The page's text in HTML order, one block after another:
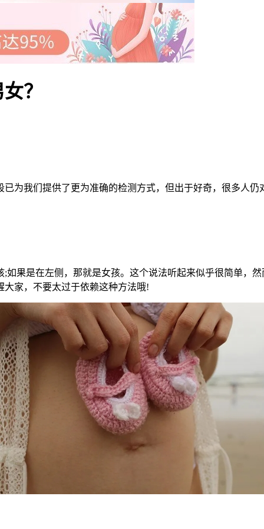
？
我们提供了更为准确的检测方式，但出于好奇，很多人仍
是在左侧，那就是女孩。这个说法听起来似乎很简单，然
家，不要太过于依赖这种方法哦!